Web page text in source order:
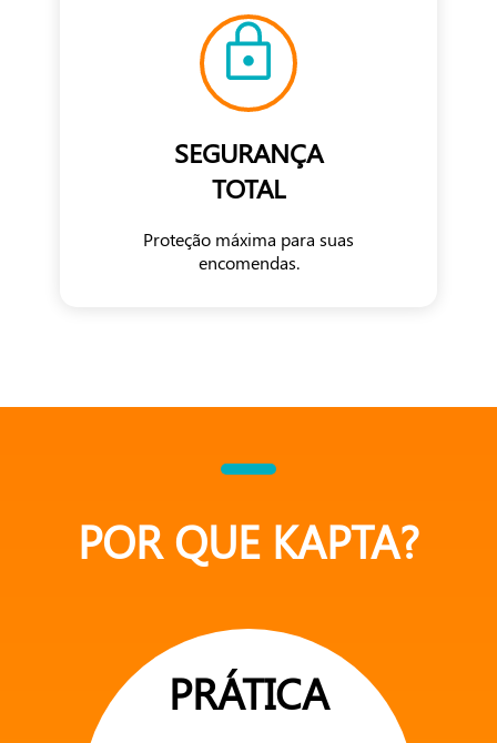
SEGURANÇA
TOTAL
Proteção máxima para suas
encomendas.
POR QUE KAPTA?
PRÁTICA